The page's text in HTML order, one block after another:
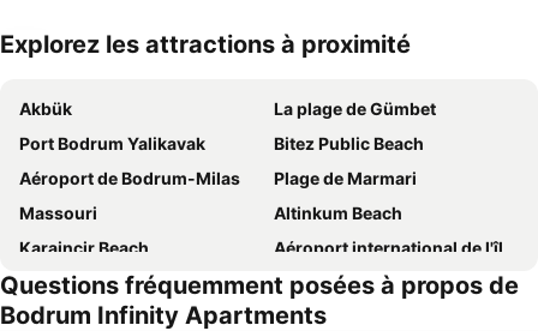
Explorez les attractions à proximité
Akbük
La plage de Gümbet
Port Bodrum Yalikavak
Bitez Public Beach
Aéroport de Bodrum-Milas
Plage de Marmari
Massouri
Altinkum Beach
Karaincir Beach
Aéroport international de l'île de Cos
Guvenrcinlik
Palmarina Yalikavak
Yalikavak Public Beach
Lambi Beach
Questions fréquemment posées à propos de
Bodrum Infinity Apartments